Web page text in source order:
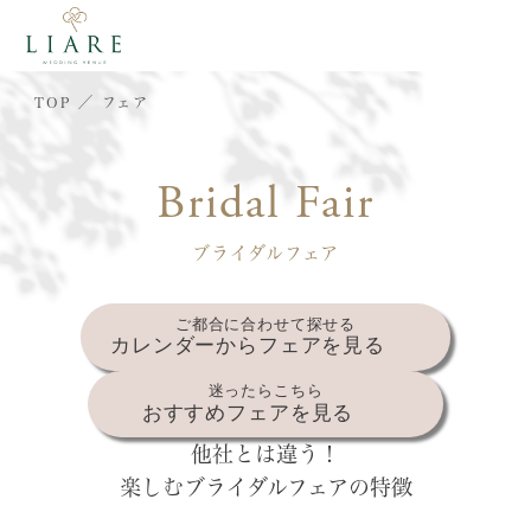
TOP フェア
Bridal Fair
ブライダルフェア
ご都合に合わせて探せる
カレンダーからフェアを見る
迷ったらこちら
おすすめフェアを見る
他社とは違う！
楽しむブライダルフェアの特徴